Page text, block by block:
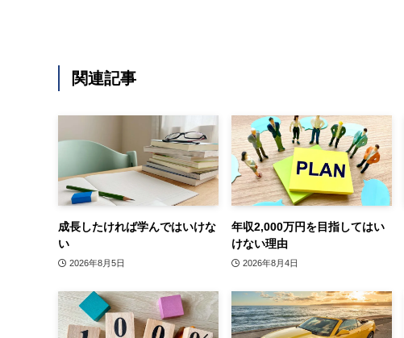
関連記事
成長したければ学んではいけな
い
2026年8月5日
年収2,000万円を目指してはい
けない理由
2026年8月4日